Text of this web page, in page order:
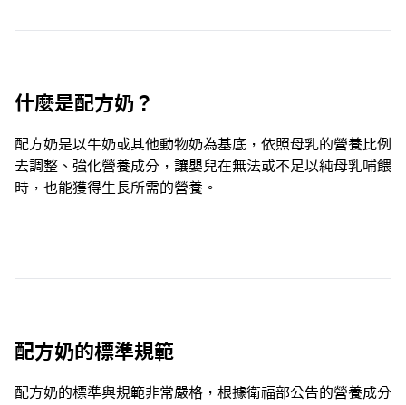
什麼是配方奶？
配方奶是以牛奶或其他動物奶為基底，依照母乳的營養比例
去調整、強化營養成分，讓嬰兒在無法或不足以純母乳哺餵
時，也能獲得生長所需的營養。
配方奶的標準規範
配方奶的標準與規範非常嚴格，根據衛福部公告的營養成分